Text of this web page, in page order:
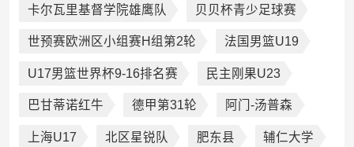
卡尔瓦里基督学院雄鹰队 贝贝杯青少足球赛
世预赛欧洲区小组赛H组第2轮 法国男篮U19
U17男篮世界杯9-16排名赛 民主刚果U23
巴甘蒂诺红牛 德甲第31轮 阿门-汤普森
上海U17 北区星锐队 肥东县 辅仁大学